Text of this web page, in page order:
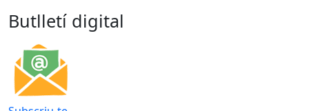
Butlletí digital